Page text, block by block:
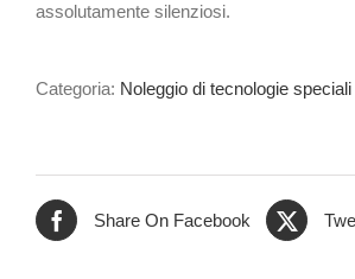
assolutamente silenziosi.
Categoria: Noleggio di tecnologie
Share On Facebook